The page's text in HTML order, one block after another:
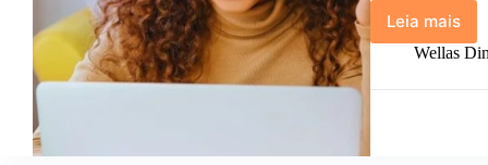
Leia mais
5
Dicas
para
Wellas